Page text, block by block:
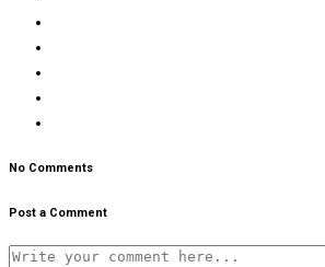
No Comments
Post a Comment